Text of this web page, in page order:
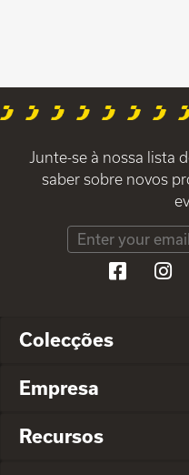
Junte-se à nossa lista
saber sobre novos
Colecções
Empresa
Recursos